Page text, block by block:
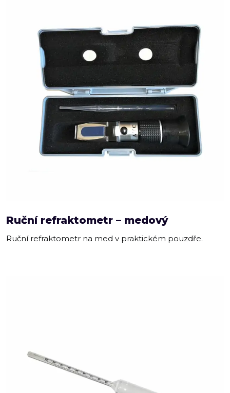
Ruční refraktometr – medový
Ruční refraktometr na med v praktickém pouzdře.